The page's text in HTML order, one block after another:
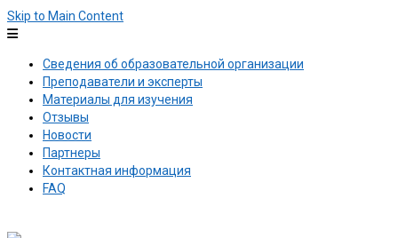
Skip to Main Content
Сведения об образовательной организации
Преподаватели и эксперты
Материалы для изучения
Отзывы
Новости
Партнеры
Контактная информация
FAQ